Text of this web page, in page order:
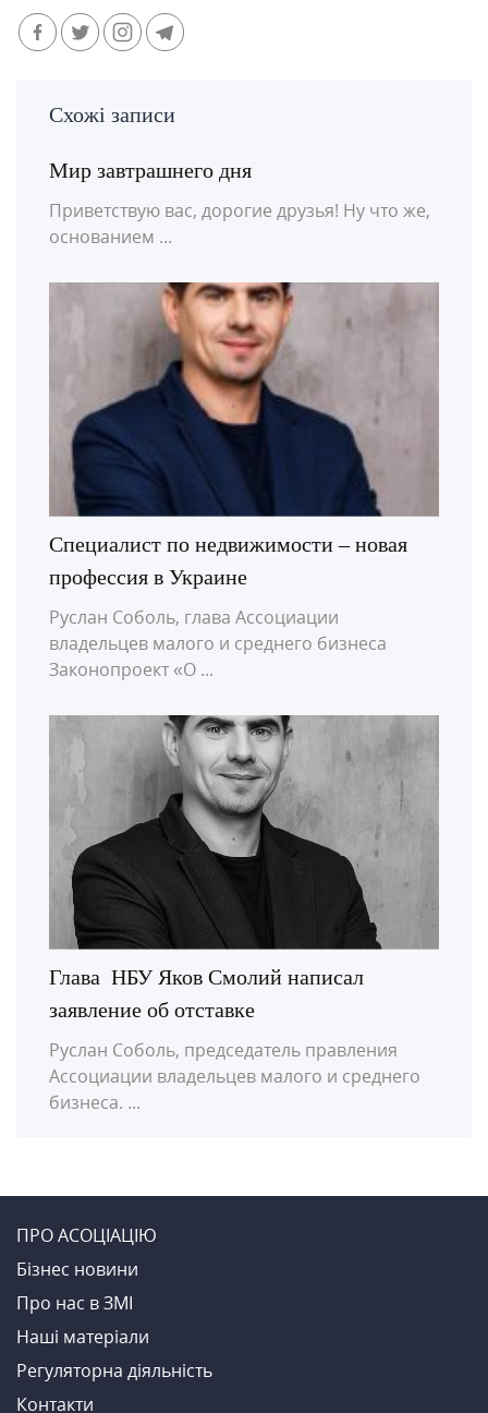
Схожі записи
Мир завтрашнего дня
Приветствую вас, дорогие друзья! Ну что же,
основанием ...
Специалист по недвижимости – новая
профессия в Украине
Руслан Соболь, глава Ассоциации
владельцев малого и среднего бизнеса
Законопроект «О ...
Глава НБУ Яков Смолий написал
заявление об отставке
Руслан Соболь, председатель правления
Ассоциации владельцев малого и среднего
бизнеса. ...
ПРО АСОЦІАЦІЮ
Бiзнес новини
Про нас в ЗМI
Нашi матерiали
Регуляторна діяльність
Контакти